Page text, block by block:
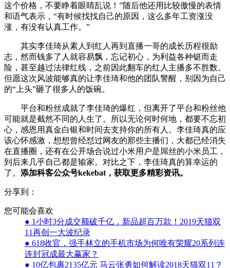
这个价格，不要睁着眼睛乱说！”随后他还用比较傲慢的表情
和语气表示，“有时候找找自己的原因，这么多年工资涨没
涨，有没有认真工作。”
其实李佳琦从素人到红人再到直播一哥的成长历程很励
志，然而钱多了人就容易飘，忘记初心，为利益各种铤而走
险，甚至越过法律红线，之前因此翻车的红人主播多不胜数。
但愿这次风波能够真的让李佳琦和他的团队警醒，别因为自己
的“上头”砸了很多人的饭碗。
平台和粉丝成就了李佳琦的爆红，但离开了平台和粉丝他
可能就是截然不同的人生了。所以无论何时何地，都要不忘初
心，感恩用真金白银和时间去支持你的所有人。李佳琦真的应
该心怀感激，想想曾经怼过网友的那些主播们，大都已经消失
在直播圈，还有在公开场合说过小米用户是屌丝的小米员工，
到后来几乎自己都是输家。对比之下，李佳琦真的算幸运的
了。 添加科客公众号kekebat，获取更多精彩资讯。
分享到：
您可能会喜欢
● 1小时3分成交额破千亿，新品超百万款！2019天猫双
11再创一大波纪录
● 618收官，强手林立的手机市场为何唯有荣耀20系列连
连封冠成最大赢家？
● 10亿包裹2135亿元 马云张勇如何解读2018天猫双11？